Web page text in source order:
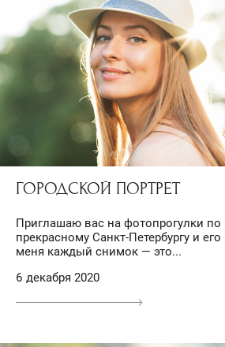
ГОРОДСКОЙ ПОРТРЕТ
Приглашаю вас на фотопрогулки
прекрасному Санкт-Петербургу и
меня каждый снимок — это...
6 декабря 2020